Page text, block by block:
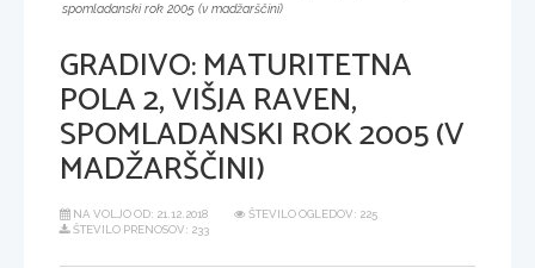
spomladanski rok 2005 (v madžarščini)
GRADIVO:MATURITETNA
POLA 2, VIŠJA RAVEN,
SPOMLADANSKI ROK 2005 (V
MADŽARŠČINI)
NA VOLJO OD: 21.12.2018
ŠTEVILO OGLEDOV: 225
ŠTEVILO PRENOSOV: 233